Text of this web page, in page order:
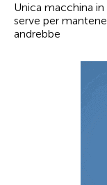
Unica macchina
serve per
andrebbe